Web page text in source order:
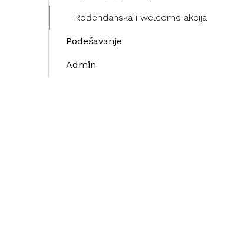
Rođendanska i welcome akcija
Podešavanje
Admin